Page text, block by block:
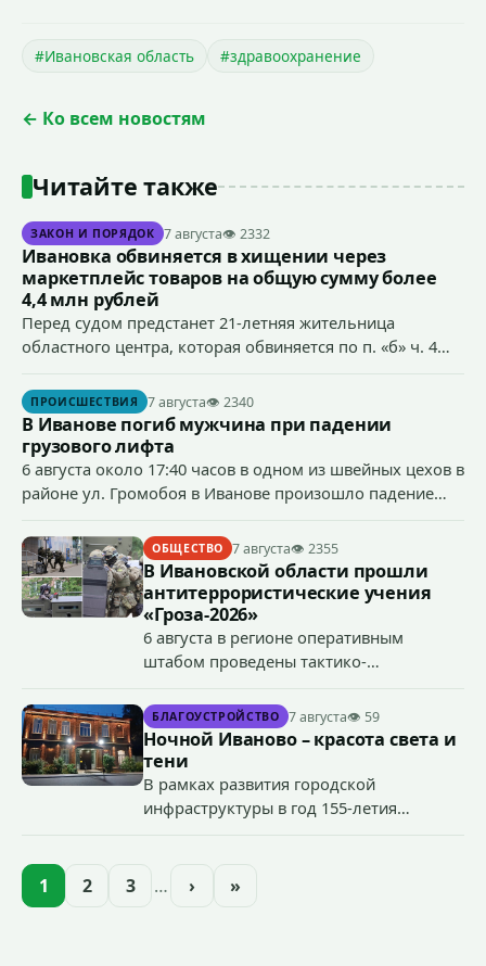
#Ивановская область #здравоохранение
← Ко всем новостям
Читайте также
ЗАКОН И ПОРЯДОК 7 августа👁 2332
Ивановка обвиняется в хищении через
маркетплейс товаров на общую сумму более
4,4 млн рублей
Перед судом предстанет 21-летняя жительница
областного центра, которая обвиняется по п. «б» ч. 4
сумму более 4,4 млн рублей через маркетплейс.
ПРОИСШЕСТВИЯ 7 августа👁 2340
В Иванове погиб мужчина при падении
грузового лифта
6 августа около 17:40 часов в одном из швейных цехов в
районе ул. Громобоя в Иванове произошло падение
ОБЩЕСТВО 7 августа👁 2355
В Ивановской области прошли
антитеррористические учения
«Гроза-2026»
6 августа в регионе оперативным
штабом проведены тактико-
террористического акта на объекте
органов государственной власти.
«Гроза-2026».
БЛАГОУСТРОЙСТВО 7 августа👁 59
Ночной Иваново – красота света и
тени
В рамках развития городской
инфраструктуры в год 155-летия
проекта подсветки исторических
1 2 3 … › »